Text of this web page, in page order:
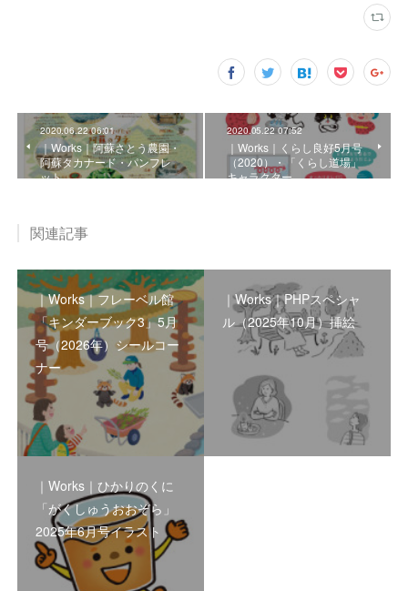
2020.06.22 06:01
｜Works｜阿蘇さとう農園・
阿蘇タカナード・パンフレ
ット
2020.05.22 07:52
｜Works｜くらし良好5月号
（2020）・「くらし道場」
キャラクター
関連記事
｜Works｜フレーベル館
「キンダーブック3」5月
号（2026年）シールコー
ナー
｜Works｜PHPスペシャ
ル（2025年10月）挿絵
｜Works｜ひかりのくに
「がくしゅうおおぞら」
2025年6月号イラスト